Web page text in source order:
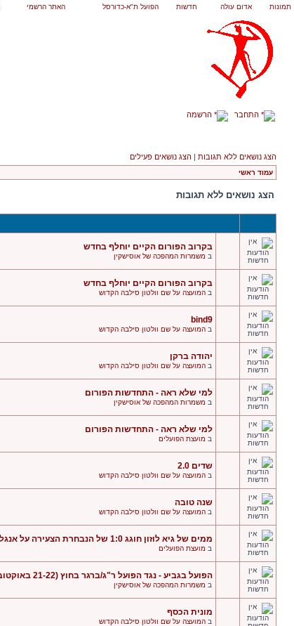
תמונות אדום עולה חדשות הפועל ת"א-כדורסל האתר הרשמי
התחבר הרשמה
הצג נושאים ללא תגובות | הצג נושאים פעילים
עמוד ראשי
הצג נושאים ללא תגובות
בקרוב הפורום הקיים יוחלף בחדש
ב משמרות המהפכה של אוסישקין
בקרוב הפורום הקיים יוחלף בחדש
ב המועצה על שם וולטון סילבה הקדוש
bind9
ב המועצה על שם וולטון סילבה הקדוש
יהודה ברקן
ב המועצה על שם וולטון סילבה הקדוש
למי שלא ראה - התחדשות הפורום
ב משמרות המהפכה של אוסישקין
למי שלא ראה - התחדשות הפורום
ב מועצת הפועלים
שדים 2.0
ב המועצה על שם וולטון סילבה הקדוש
שנה טובה
ב המועצה על שם וולטון סילבה הקדוש
ממים של גיא לוזון חוגג 1:0 של הנבחרת הצעירה על אנגליה
ב מועצת הפועלים
הפועל בגביע - נגד הפועל ר"ג/ברגר בחוץ (21-22 באוקטובר)
ב משמרות המהפכה של אוסישקין
מונית הכסף
ב המועצה על שם וולטון סילבה הקדוש